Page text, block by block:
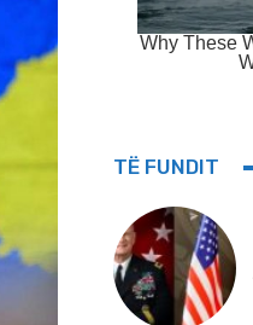
TË FUNDIT